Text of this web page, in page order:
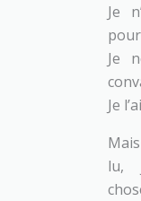
Je
Je
Je
lu,